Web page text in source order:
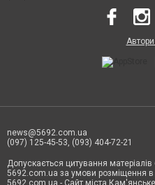
news@5692.com.ua
(097) 125-45-53, (093) 404-72-21
Допускається цитування
5692.com.ua за умови розміщення в
5692.com.ua - Сайт міста